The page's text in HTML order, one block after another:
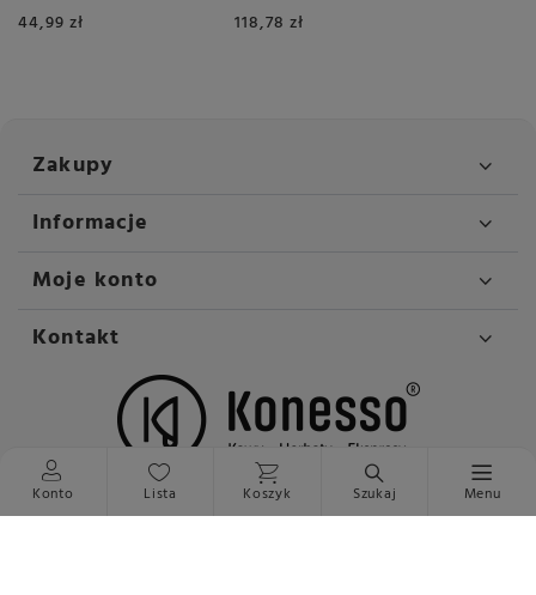
44,99 zł 118,78 zł
Zakupy
Informacje
Moje konto
Kontakt
Konto Lista Koszyk Szukaj Menu